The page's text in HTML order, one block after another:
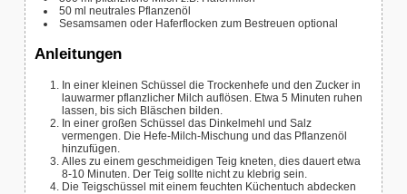
50 ml neutrales Pflanzenöl
Sesamsamen oder Haferflocken zum Bestreuen optional
Anleitungen
In einer kleinen Schüssel die Trockenhefe und den Zucker in
lauwarmer pflanzlicher Milch auflösen. Etwa 5 Minuten ruhen
lassen, bis sich Bläschen bilden.
In einer großen Schüssel das Dinkelmehl und Salz
vermengen. Die Hefe-Milch-Mischung und das Pflanzenöl
hinzufügen.
Alles zu einem geschmeidigen Teig kneten, dies dauert etwa
8-10 Minuten. Der Teig sollte nicht zu klebrig sein.
Die Teigschüssel mit einem feuchten Küchentuch abdecken